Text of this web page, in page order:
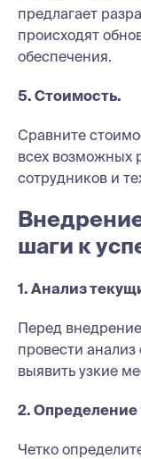
предлагает
происходят
обеспечения.
5. Стоимость.
Сравните
всех возможных
сотрудников и
шаги к
1. Анализ
Перед
провести
выявить узкие
2. Определение
Четко